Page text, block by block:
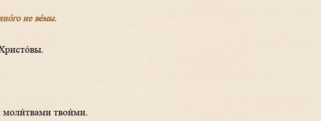
не ве́мы.
моли́твами твои́ми.